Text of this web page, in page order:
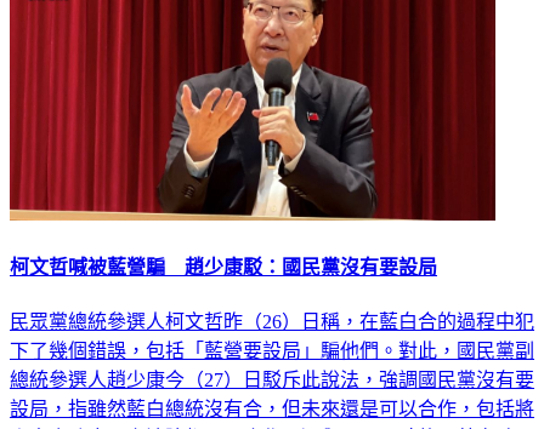
柯文哲喊被藍營騙 趙少康駁：國民黨沒有要設局
民眾黨總統參選人柯文哲昨（26）日稱，在藍白合的過程中犯
下了幾個錯誤，包括「藍營要設局」騙他們。對此，國民黨副
總統參選人趙少康今（27）日駁斥此說法，強調國民黨沒有要
設局，指雖然藍白總統沒有合，但未來還是可以合作，包括將